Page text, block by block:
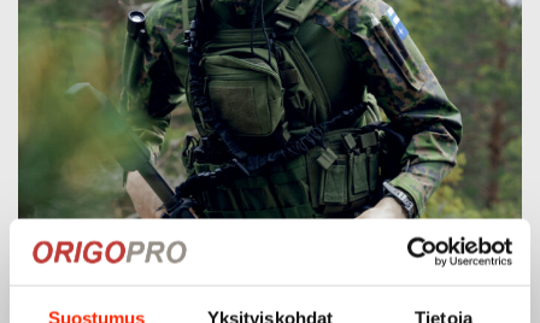
Suostumus Yksityiskohdat Tietoja